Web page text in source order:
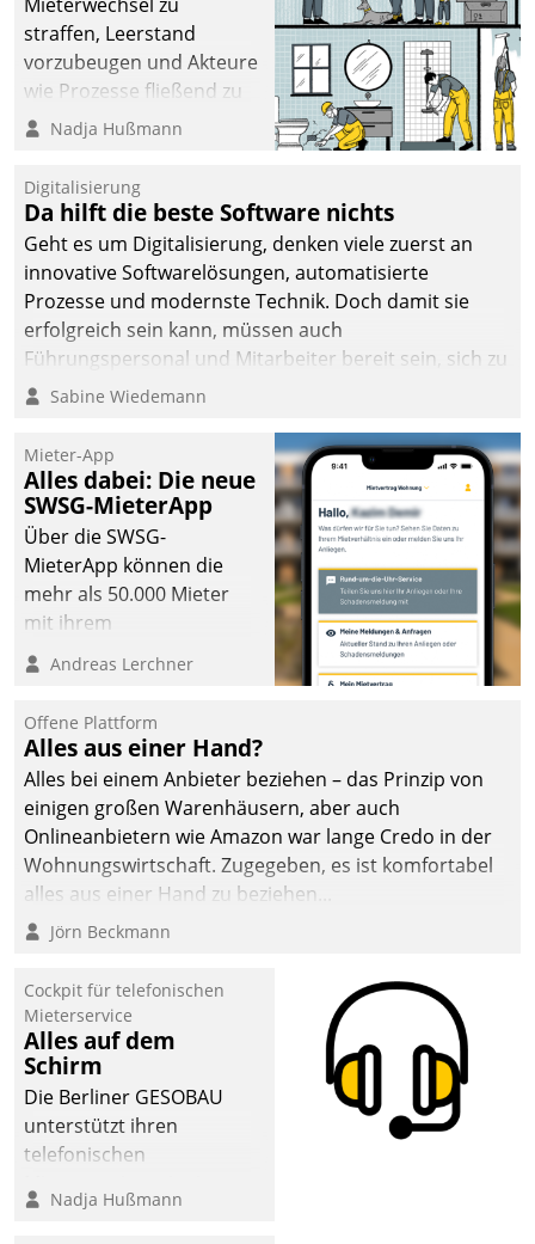
sich dabei für den Betrieb
der Lösung über die SAP
Cloud Platform
entschieden - als erstes
Unternehmen am
straffen, Leerstand
vorzubeugen und Akteure
wie Prozesse fließend zu
vernetzen, nutzt die
Jahresbeginn eine
Überblick, Einsicht und
Eingriff bietende Lösung.
Zur Entwicklung setzte
man auf
Cloudtechnologie,
bewährte und Startup-
agile Projektmethoden.
Nadja Hußmann
Digitalisierung
Da hilft die beste Software nichts
Geht es um Digitalisierung, denken viele zuerst an
innovative Softwarelösungen, automatisierte
Prozesse und modernste Technik. Doch damit sie
erfolgreich sein kann, müssen auch
Führungspersonal und Mitarbeiter bereit sein, sich zu
verändern und anzupassen, sonst werden sie an ihr
Sabine Wiedemann
Mieter-App
Alles dabei: Die neue
SWSG-MieterApp
Über die SWSG-
MieterApp können die
mehr als 50.000 Mieter
mit ihrem
Wohnungsunternehmen
kommunizieren, auf dem
einsehen und ändern
oder
Schadensmeldungen
abgeben – rund um die
Uhr.
Andreas Lerchner
Offene Plattform
Alles aus einer Hand?
Alles bei einem Anbieter beziehen – das Prinzip von
einigen großen Warenhäusern, aber auch
Onlineanbietern wie Amazon war lange Credo in der
Wohnungswirtschaft. Zugegeben, es ist komfortabel
alles aus einer Hand zu beziehen...
Jörn Beckmann
Cockpit für telefonischen
Mieterservice
Alles auf dem
Schirm
Die Berliner GESOBAU
unterstützt ihren
telefonischen
digitalen Cockpit, das
Nadja Hußmann